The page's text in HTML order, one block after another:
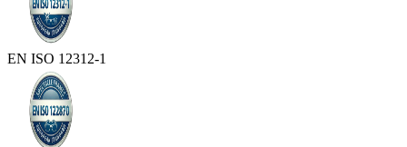
EN ISO 12312-1